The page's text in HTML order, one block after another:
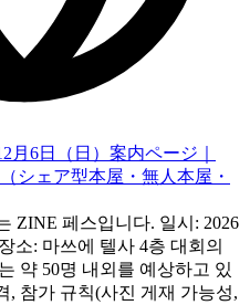
月6日（日）案内ページ｜
シェア型本屋・無人本屋・
ZINE 페스입니다. 일시: 2026
소: 마쓰에 텔사 4층 대회의
약 50명 내외를 예상하고 있
, 참가 규칙(사진 게재 가능성,